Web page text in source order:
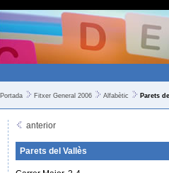
Portada Fitxer General 2006 Alfabètic Parets
anterior
Parets del Vallès